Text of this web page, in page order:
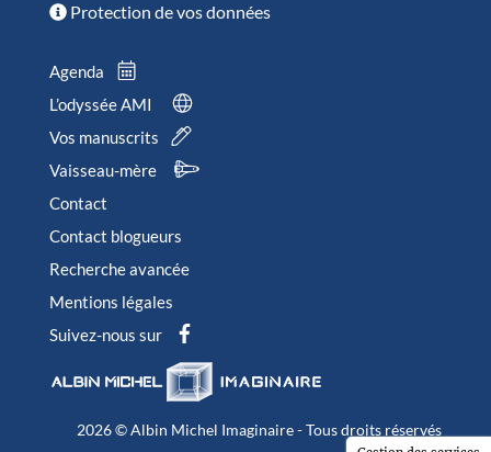
Protection de vos données
Agenda
L’odyssée AMI
Vos manuscrits
Vaisseau-mère
Contact
Contact blogueurs
Recherche avancée
Mentions légales
Suivez-nous sur
2026 © Albin Michel Imaginaire - Tous droits réservés